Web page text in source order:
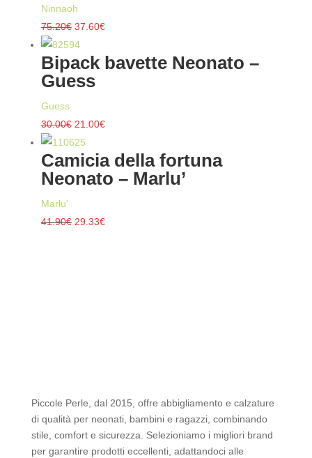
Ninnaoh
75.20€ Il
prezzo
originale
era:
37.60€Il
attuale
Bipack bavette Neonato –
Guess
Guess
30.00€ Il
prezzo
originale
era:
21.00€Il
attuale
è:
Camicia della fortuna
Neonato – Marlu’
Marlu'
41.90€ Il
29.33€Il
Piccole Perle, dal 2015, offre abbigliamento e calzature
di qualità per neonati, bambini e ragazzi, combinando
stile, comfort e sicurezza. Selezioniamo i migliori brand
per garantire prodotti eccellenti, adattandoci alle